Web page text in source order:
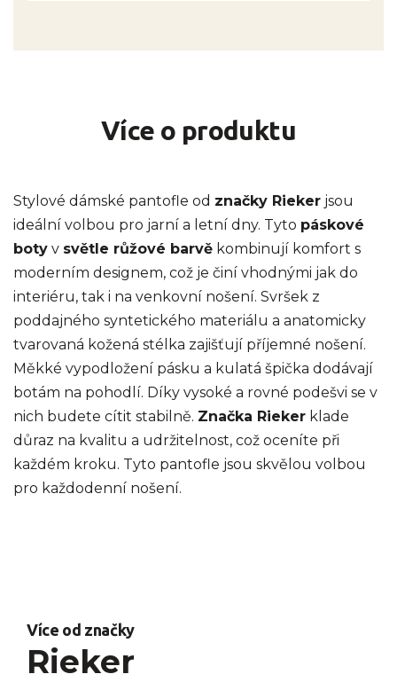
Více o produktu
Stylové dámské pantofle od značky Rieker jsou
ideální volbou pro jarní a letní dny. Tyto páskové
boty v světle růžové barvě kombinují komfort s
moderním designem, což je činí vhodnými jak do
interiéru, tak i na venkovní nošení. Svršek z
poddajného syntetického materiálu a anatomicky
tvarovaná kožená stélka zajišťují příjemné nošení.
Měkké vypodložení pásku a kulatá špička dodávají
botám na pohodlí. Díky vysoké a rovné podešvi se v
nich budete cítit stabilně. Značka Rieker klade
důraz na kvalitu a udržitelnost, což oceníte při
každém kroku. Tyto pantofle jsou skvělou volbou
pro každodenní nošení.
Více od značky
Rieker